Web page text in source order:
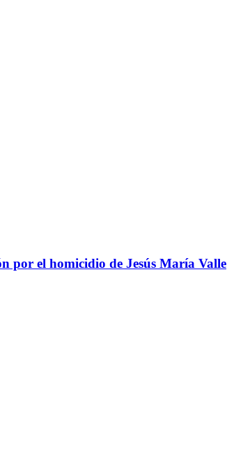
por el homicidio de Jesús María Valle